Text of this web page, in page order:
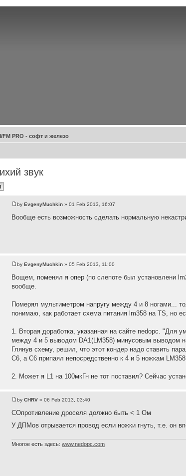
FM PRO - софт и железо
звук
byEvgenyMuchkin » 01 Feb 2013, 16:07
Вообще есть возможность сделать нормальную
byEvgenyMuchkin » 05 Feb 2013, 11:00
Вощем, поменял я опер (по слепоте был установлени
вообще.
Померял мультиметром напругу между 4 и 8 ногами...
понимаю, как работает схема питания lm358 на TS, но
1. Вторая доработка, указанная на сайте nedopc. "Для
между 4 и 5 выводом DA1(LM358) минусовым выводом
Глянув схему, решил, что этот кондер надо ставить
C6, а C6 припаял непосредственно к 4 и 5 ножкам
2. Может я L1 на 100мкГн не тот поставил? Сейчас
byCHRV » 06 Feb 2013, 03:40
СОпротивление дроселя должно быть < 1 Ом
У ДПМов отрывается провод если ножки гнуть, т.е. он
Многое есть здесь:www.nedopc.com